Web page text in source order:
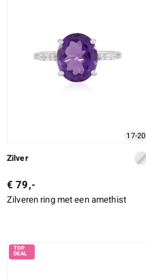
17-20
Zilver
€ 79,-
Zilveren ring met een amethist